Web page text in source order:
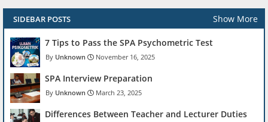
SIDEBAR POSTS Show More
7 Tips to Pass the SPA Psychometric Test
Unknown November 16, 2025
SPA Interview Preparation
Unknown March 23, 2025
Differences Between Teacher and Lecturer Duties